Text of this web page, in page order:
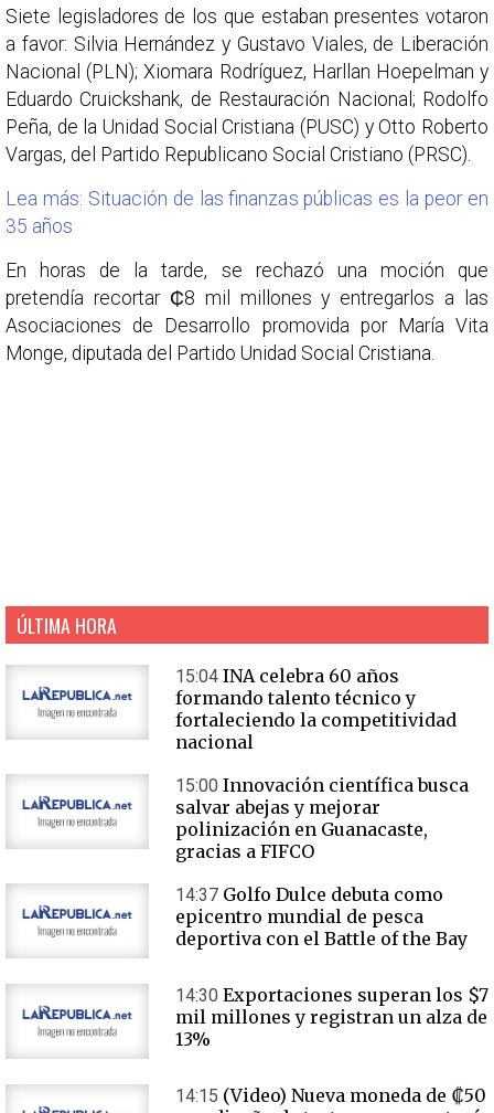
Siete legisladores de los que estaban presentes votaron
a favor: Silvia Hernández y Gustavo Viales, de Liberación
Nacional (PLN); Xiomara Rodríguez, Harllan Hoepelman y
Eduardo Cruickshank, de Restauración Nacional; Rodolfo
Peña, de la Unidad Social Cristiana (PUSC) y Otto Roberto
Vargas, del Partido Republicano Social Cristiano (PRSC).
Lea más: Situación de las finanzas públicas es la peor en
35 años
En horas de la tarde, se rechazó una moción que
pretendía recortar ₵8 mil millones y entregarlos a las
Asociaciones de Desarrollo promovida por María Vita
Monge, diputada del Partido Unidad Social Cristiana.
ÚLTIMA HORA
15:04 INA celebra 60 años
formando talento técnico y
fortaleciendo la competitividad
nacional
15:00 Innovación científica busca
salvar abejas y mejorar
polinización en Guanacaste,
gracias a FIFCO
14:37 Golfo Dulce debuta como
epicentro mundial de pesca
deportiva con el Battle of the Bay
14:30 Exportaciones superan los $7
mil millones y registran un alza de
13%
14:15 (Video) Nueva moneda de ₡50